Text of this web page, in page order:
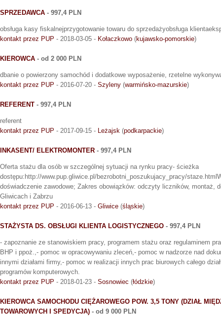
SPRZEDAWCA - 997,4 PLN
obsługa kasy fiskalnejprzygotowanie towaru do sprzedażyobsługa
kontakt przez PUP - 2018-03-05 - Kołaczkowo (kujawsko-pomorskie)
KIEROWCA - od 2 000 PLN
dbanie o powierzony samochód i dodatkowe wyposażenie, rzetelne
kontakt przez PUP - 2016-07-20 - Szyleny (warmińsko-mazurskie)
REFERENT - 997,4 PLN
referent
kontakt przez PUP - 2017-09-15 - Leżajsk (podkarpackie)
INKASENT/ ELEKTROMONTER - 997,4 PLN
Oferta stażu dla osób w szczególnej sytuacji na rynku pracy- ścieżka
dostępu:http://www.pup.gliwice.pl/bezrobotni_poszukujacy_pracy/
doświadczenie zawodowe; Zakres obowiązków: odczyty liczników, montaż,
Gliwicach i Zabrzu
kontakt przez PUP - 2016-06-13 - Gliwice (śląskie)
STAŻYSTA DS. OBSŁUGI KLIENTA LOGISTYCZNEGO - 997,4 PLN
- zapoznanie ze stanowiskiem pracy, programem stażu oraz regulaminem
BHP i ppoż.,- pomoc w opracowywaniu zleceń,- pomoc w nadzorze nad
innymi działami firmy,- pomoc w realizacji innych prac biurowych całego
programów komputerowych.
kontakt przez PUP - 2018-01-23 - Sosnowiec (łódzkie)
KIEROWCA SAMOCHODU CIĘŻAROWEGO POW. 3,5 TONY (DZIAŁ
TOWAROWYCH I SPEDYCJA) - od 9 000 PLN